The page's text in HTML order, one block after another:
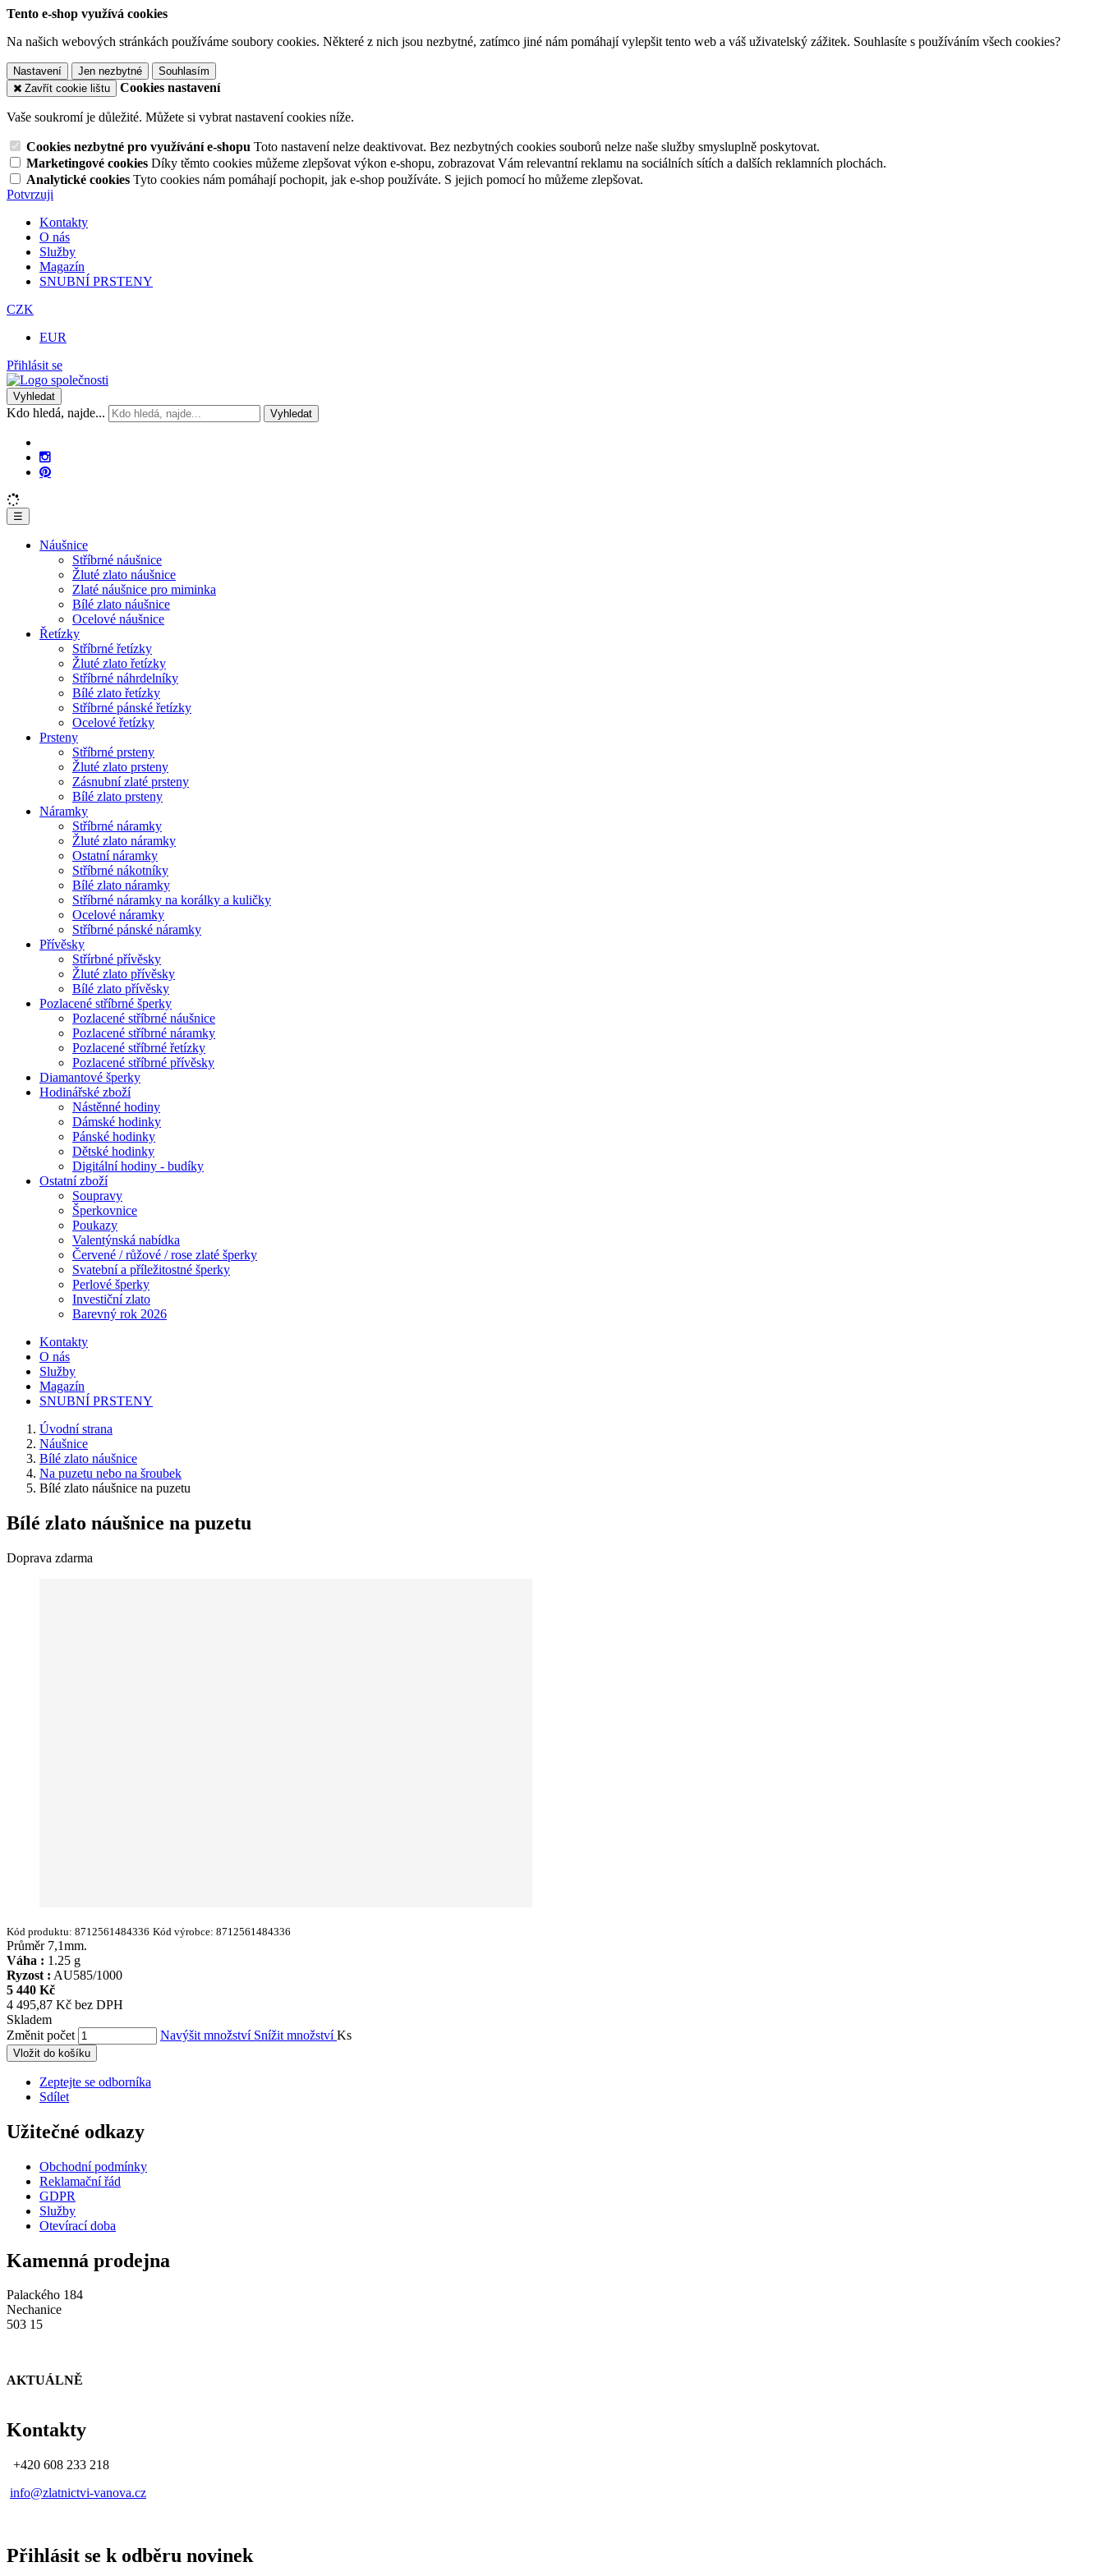
Tento e-shop využívá cookies
Na našich webových stránkách používáme soubory cookies. Některé z nich jsou nezbytné, zatímco jiné nám pomáhají vylepšit tento web a váš uživatelský zážitek. Souhlasíte s používáním všech cookies?
Nastavení Jen nezbytné
Souhlasím
Zavřít cookie lištu
Cookies nastavení
Vaše soukromí je důležité. Můžete si vybrat nastavení cookies níže.
Cookies nezbytné pro využívání e-shopu Toto nastavení nelze deaktivovat. Bez nezbytných cookies souborů nelze naše služby smysluplně poskytovat.
Marketingové cookies Díky těmto cookies můžeme zlepšovat výkon e-shopu, zobrazovat Vám relevantní reklamu na sociálních sítích a dalších reklamních plochách.
Analytické cookies Tyto cookies nám pomáhají pochopit, jak e-shop používáte. S jejich pomocí ho můžeme zlepšovat.
Potvrzuji
Kontakty
O nás
Služby
Magazín
SNUBNÍ PRSTENY
CZK
EUR
Přihlásit se
Vyhledat
Kdo hledá, najde... Vyhledat
☰
Náušnice
Stříbrné náušnice
Žluté zlato náušnice
Zlaté náušnice pro miminka
Bílé zlato náušnice
Ocelové náušnice
Řetízky
Stříbrné řetízky
Žluté zlato řetízky
Stříbrné náhrdelníky
Bílé zlato řetízky
Stříbrné pánské řetízky
Ocelové řetízky
Prsteny
Stříbrné prsteny
Žluté zlato prsteny
Zásnubní zlaté prsteny
Bílé zlato prsteny
Náramky
Stříbrné náramky
Žluté zlato náramky
Ostatní náramky
Stříbrné nákotníky
Bílé zlato náramky
Stříbrné náramky na korálky a kuličky
Ocelové náramky
Stříbrné pánské náramky
Přívěsky
Střírbné přívěsky
Žluté zlato přívěsky
Bílé zlato přívěsky
Pozlacené stříbrné šperky
Pozlacené stříbrné náušnice
Pozlacené stříbrné náramky
Pozlacené stříbrné řetízky
Pozlacené stříbrné přívěsky
Diamantové šperky
Hodinářské zboží
Nástěnné hodiny
Dámské hodinky
Pánské hodinky
Dětské hodinky
Digitální hodiny - budíky
Ostatní zboží
Soupravy
Šperkovnice
Poukazy
Valentýnská nabídka
Červené / růžové / rose zlaté šperky
Svatební a příležitostné šperky
Perlové šperky
Investiční zlato
Barevný rok 2026
Kontakty
O nás
Služby
Magazín
SNUBNÍ PRSTENY
Úvodní strana
Náušnice
Bílé zlato náušnice
Na puzetu nebo na šroubek
Bílé zlato náušnice na puzetu
Bílé zlato náušnice na puzetu
Doprava zdarma
Kód produktu: 8712561484336 Kód výrobce: 8712561484336
Průměr 7,1mm.
Váha : 1.25 g
Ryzost : AU585/1000
5 440 Kč
4 495,87 Kč bez DPH
Skladem
Změnit počet
Navýšit množství Snížit množstvíKs
Vložit do košíku
Zeptejte se odborníka
Sdílet
Užitečné odkazy
Obchodní podmínky
Reklamační řád
GDPR
Služby
Otevírací doba
Kamenná prodejna
Palackého 184
Nechanice
503 15
AKTUÁLNĚ
Kontakty
+420 608 233 218
info@zlatnictvi-vanova.cz
Přihlásit se k odběru novinek